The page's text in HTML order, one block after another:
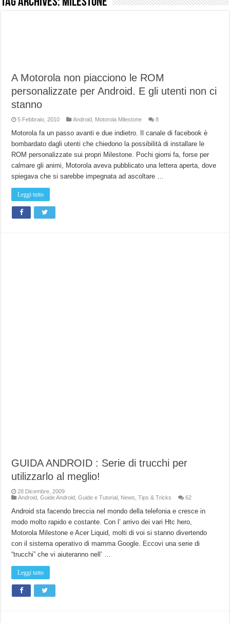
Chi l’ha detto che gli Open-Ear suonano male? Recensione EarFun Clip 2
BENKS OMNIWARRIOR: Più di un semplice vetro temperato!
Brondi Amico VERO 4G : Focus su SOS e comandi da remoto
A Motorola non piacciono le ROM
personalizzate per Android. E gli utenti non ci
stanno
5 Febbraio, 2010 Android Motorola Milestone 8
Motorola fa un passo avanti e due indietro. Il canale di facebook è
bombardato dagli utenti che chiedono la possibilità di installare le
ROM personalizzate sui propri Milestone. Pochi giorni fa, forse per
calmare gli animi, Motorola aveva pubblicato una lettera aperta, dove
spiegava che si sarebbe impegnata ad ascoltare …
Leggi tutto
GUIDA ANDROID : Serie di trucchi per
utilizzarlo al meglio!
28 Dicembre, 2009
Android ,Guide Android ,Guide e Tutorial News ,Tips & Tricks 62
Android sta facendo breccia nel mondo della telefonia e cresce in
modo molto rapido e costante. Con l’ arrivo dei vari Htc hero,
Motorola Milestone e Acer Liquid, molti di voi si stanno divertendo
con il sistema operativo di mamma Google. Eccovi una serie di
“trucchi” che vi aiuteranno nell’ …
Leggi tutto